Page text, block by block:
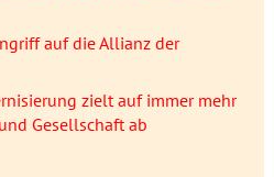
auf die Allianz der
zielt auf immer mehr
Gesellschaft ab